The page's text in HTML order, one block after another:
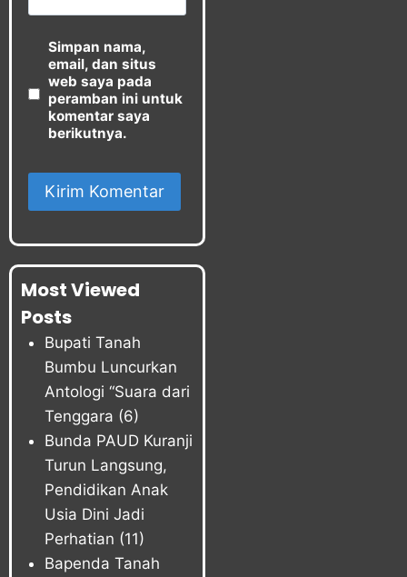
Simpan nama,
email, dan situs
web saya pada
peramban ini untuk
komentar saya
berikutnya.
Most Viewed
Posts
Bupati Tanah
Bumbu Luncurkan
Antologi “Suara dari
Tenggara (6)
Bunda PAUD Kuranji
Turun Langsung,
Pendidikan Anak
Usia Dini Jadi
Perhatian (11)
Bapenda Tanah